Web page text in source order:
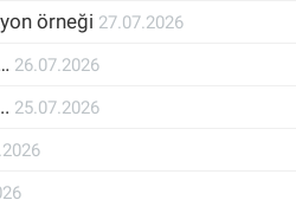
örneği 27.07.2026
26.07.2026
25.07.2026